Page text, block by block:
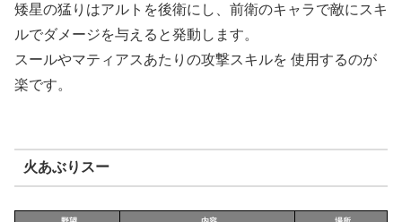
矮星の猛りはアルトを後衛にし、前衛のキャラで敵にスキ
ルでダメージを与えると発動します。
スールやマティアスあたりの攻撃スキルを 使用するのが
楽です。
火あぶりスー